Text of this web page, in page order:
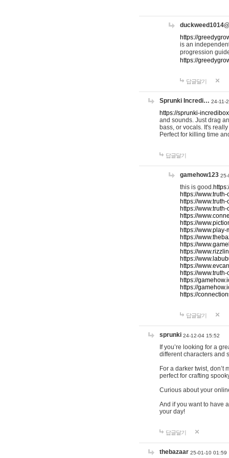
https://
is an
progression
https://
답글달기
Sprunki Incredi… 24-11-
https://sprunki-
and sounds. Just drag
bass, or vocals. It's
Perfect for killing time
답글달기
gamehow123 25-
this is good.
https://
https://
https://
https://
https://
https://
https://
https://
https://
https://
https://
https://
https://
https://
https://
답글달기
sprunki 24-12-04 15:52
If you’re looking for a
different characters and
For a darker twist, don’t
perfect for crafting
Curious about your
And if you want to have
your day!
답글달기
thebazaar 25-01-10 01:59